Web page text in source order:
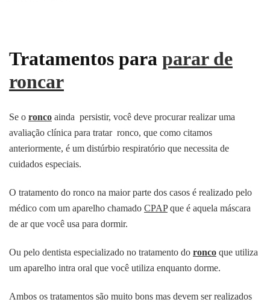
Tratamentos para parar de
roncar
Se o ronco ainda persistir, você deve procurar realizar uma
avaliação clínica para tratar ronco, que como citamos
anteriormente, é um distúrbio respiratório que necessita de
cuidados especiais.
O tratamento do ronco na maior parte dos casos é realizado pelo
médico com um aparelho chamado CPAPque é aquela máscara
de ar que você usa para dormir.
Ou pelo dentista especializado no tratamento do ronco que utiliza
um aparelho intra oral que você utiliza enquanto dorme.
Ambos os tratamentos são muito bons mas devem ser realizados